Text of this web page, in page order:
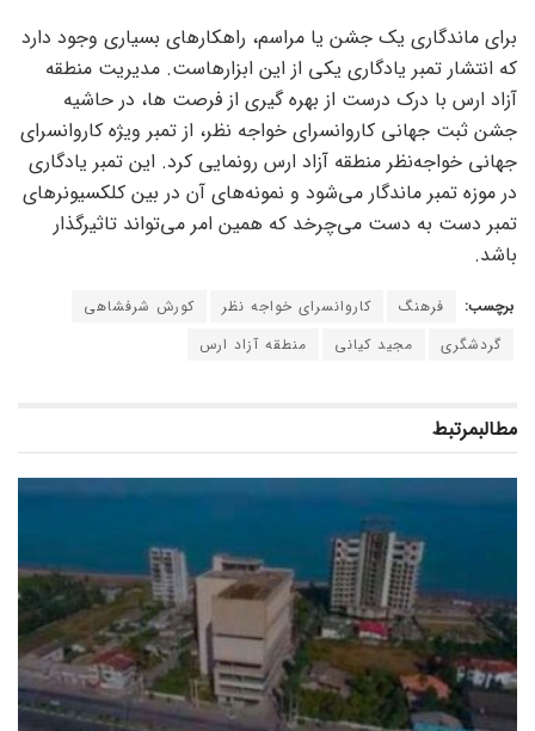
برای ماندگاری یک جشن یا مراسم، راهکار‌های بسیاری وجود دارد
که انتشار تمبر یادگاری یکی از این ابزارهاست. مدیریت منطقه
آزاد ارس با درک درست از بهره گیری از فرصت ها، در حاشیه
جشن ثبت جهانی کاروانسرای خواجه نظر، از تمبر ویژه کاروانسرای
جهانی خواجه‌نظر منطقه آزاد ارس رونمایی کرد. این تمبر یادگاری
در موزه تمبر ماندگار می‌شود و نمونه‌های آن در بین کلکسیونر‌های
تمبر دست به دست می‌چرخد که همین امر می‌تواند تاثیرگذار
باشد.
برچسب: فرهنگ کاروانسرای خواجه نظر
کورش شرفشاهی
گردشگری
مجید کیانی منطقه آزاد ارس
مطالبمرتبط